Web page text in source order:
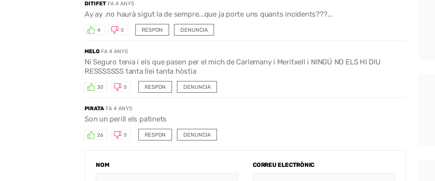
DITIFET FA 4 ANYS
Ay ay .no haurà sigut la de sempre...que ja porte uns quants incidents???...
RESPON
4 0 DENUNCIA
MELO FA 4 ANYS
Ni Seguro tenia i els que pasen per el mich de Carlemany i Meritxell i NINGÚ NO ELS HI DIU
RESSSSSSS tanta llei tanta hòstia
RESPON
30 0 DENUNCIA
PIRATA FA 4 ANYS
Son un perill els patinets
RESPON
26 0 DENUNCIA
NOM CORREU ELECTRÒNIC